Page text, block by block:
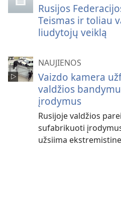
Rusijos
Teismas ir toliau
liudytojų veiklą
NAUJIENOS
Vaizdo kamera
valdžios
įrodymus
Rusijoje valdžios
sufabrikuoti
užsiima